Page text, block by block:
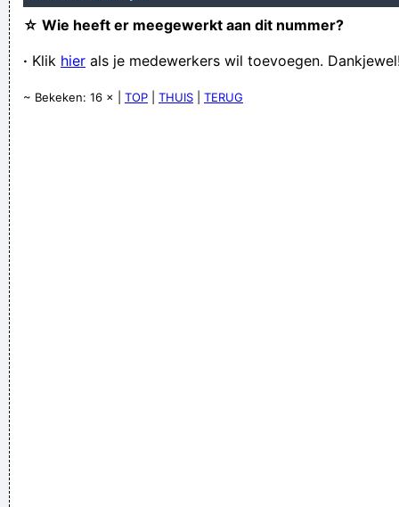
☆ Wie heeft er meegewerkt aan dit nummer?
· Klik hier als je medewerkers wil toevoegen.
~ Bekeken: 16 × | TOP THUIS TERUG